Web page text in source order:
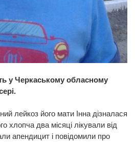
у Черкаському обласному
лейкоз його мати Інна дізналася
хлопча два місяці лікували від
апендицит і повідомили про